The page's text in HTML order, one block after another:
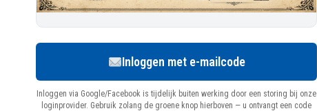
Inloggen met e-mailcode
Inloggen via Google/Facebook is tijdelijk buiten werking door een storing bij onze
loginprovider. Gebruik zolang de groene knop hierboven — u ontvangt een code